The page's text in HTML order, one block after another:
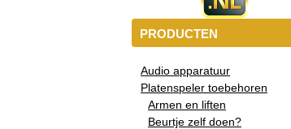
PRODUCTEN
Audio apparatuur
Platenspeler toebehoren
Armen en liften
Beurtje zelf doen?